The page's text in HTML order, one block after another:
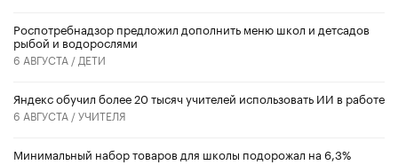
Роспотребнадзор предложил дополнить меню школ и детсадов
рыбой и водорослями
6 АВГУСТА / ДЕТИ
​Яндекс обучил более 20 тысяч учителей использовать ИИ в работе
6 АВГУСТА /УЧИТЕЛЯ
Минимальный набор товаров для школы подорожал на 6,3%